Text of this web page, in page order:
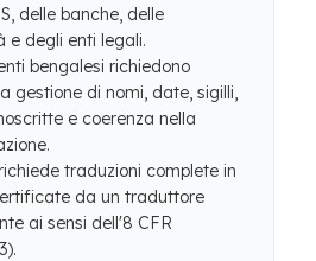
delle banche, delle
e degli enti legali.
bengalesi richiedono
gestione di nomi, date, sigilli,
e coerenza nella
traduzioni complete in
da un traduttore
ai sensi dell'8 CFR